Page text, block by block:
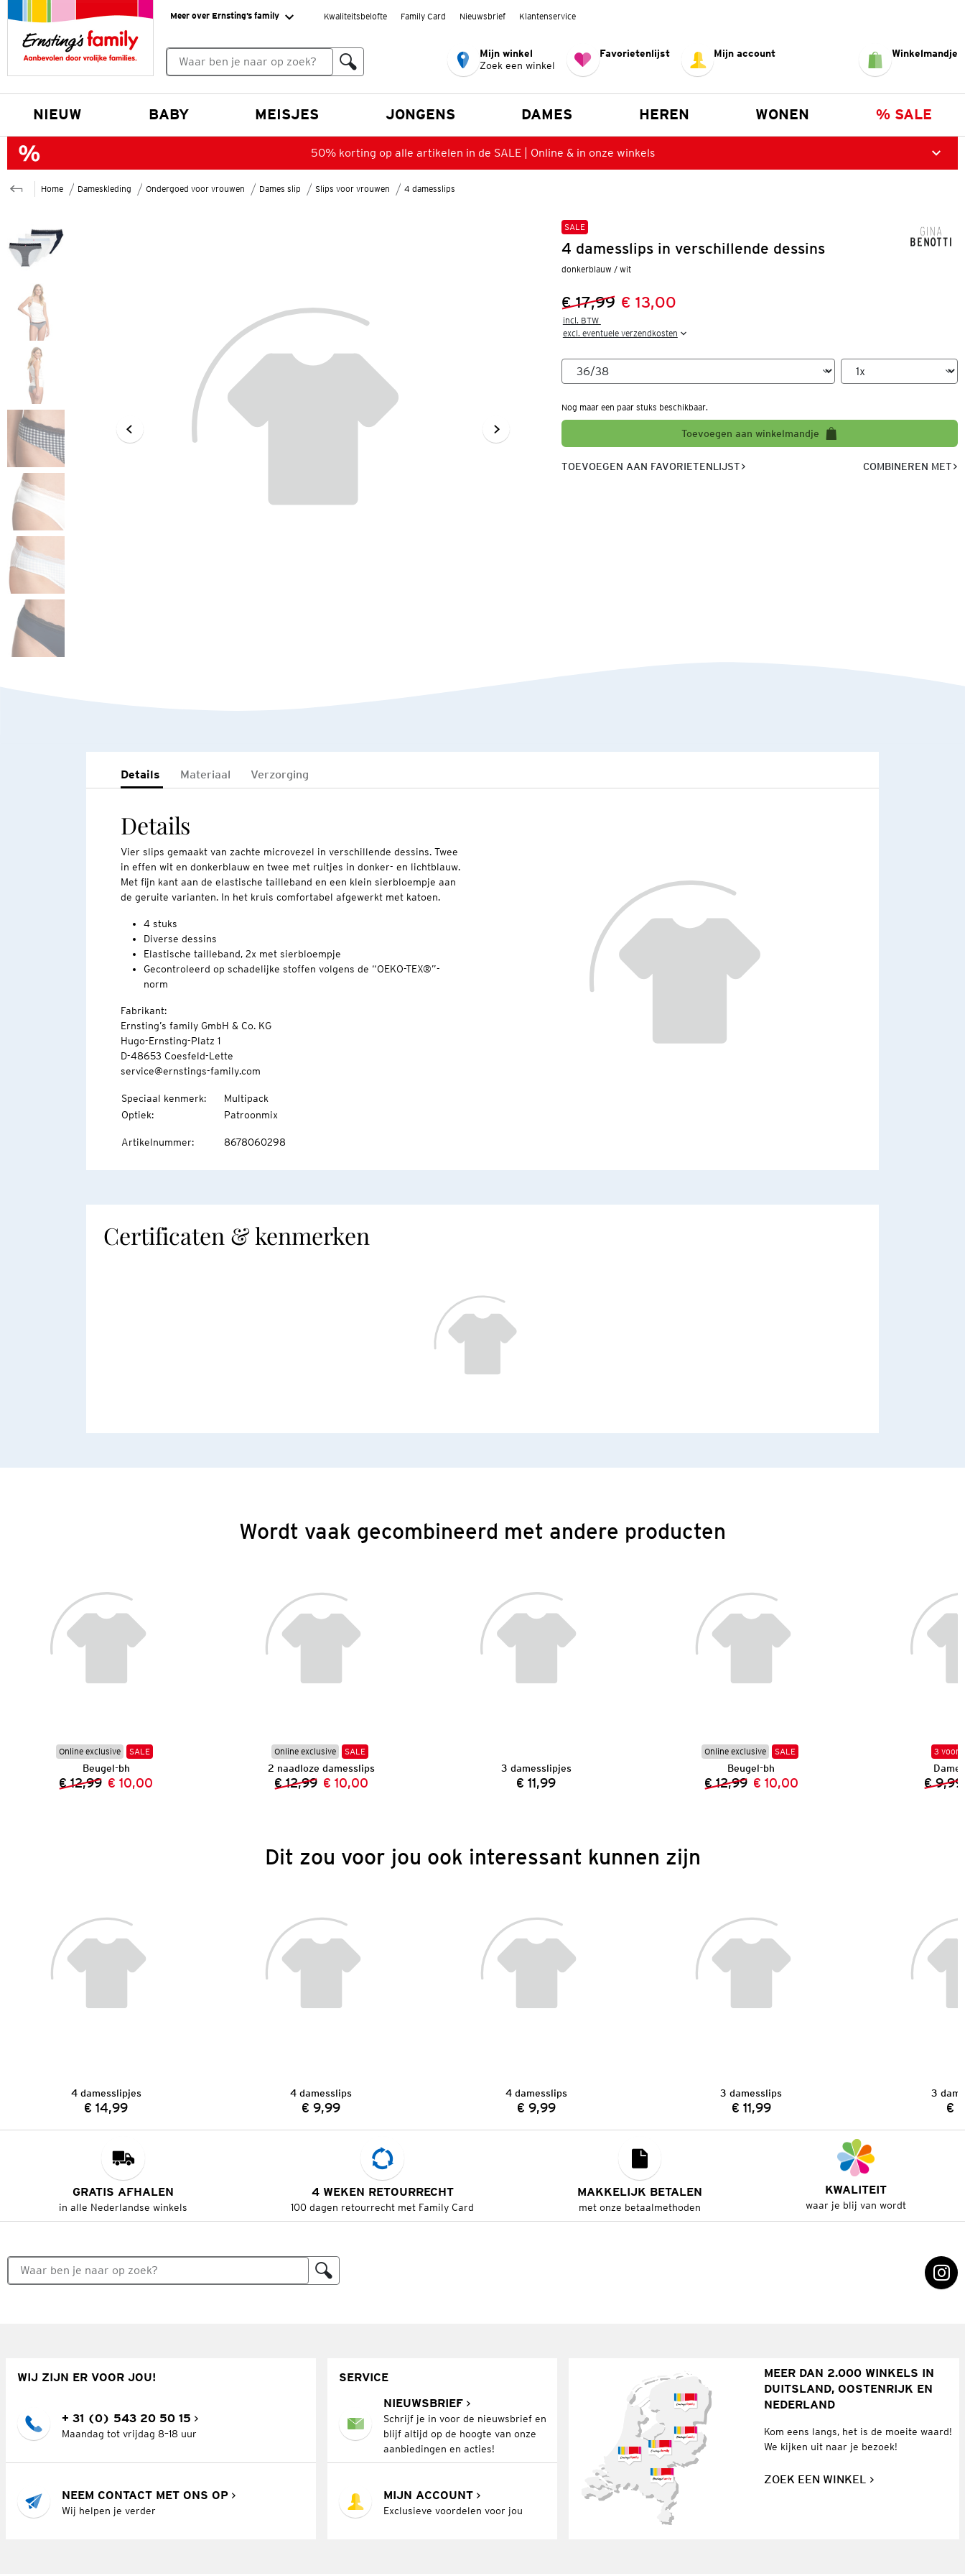
Meer over Ernsting’s family Kwaliteitsbelofte Family Card Nieuwsbrief Klantenservice
Mijn winkel
Zoek een winkel
Favorietenlijst Mijn account Winkelmandje
NIEUW BABY MEISJES JONGENS DAMES HEREN WONEN % SALE
50% korting op alle artikelen in de SALE | Online & in onze winkels
Home Dameskleding Ondergoed voor vrouwen Dames slip Slips voor vrouwen 4 damesslips
SALE
4 damesslips in verschillende dessins
donkerblauw / wit
Vorige prijs:
€ 17,99
Nieuwe prijs:
€ 13,00
incl. BTW
excl. eventuele verzendkosten
Nog maar een paar stuks beschikbaar.
Toevoegen aan winkelmandje
TOEVOEGEN AAN FAVORIETENLIJST COMBINEREN MET
Details Materiaal Verzorging
Details
Vier slips gemaakt van zachte microvezel in verschillende dessins. Twee
in effen wit en donkerblauw en twee met ruitjes in donker- en lichtblauw.
Met fijn kant aan de elastische tailleband en een klein sierbloempje aan
de geruite varianten. In het kruis comfortabel afgewerkt met katoen.
4 stuks
Diverse dessins
Elastische tailleband, 2x met sierbloempje
Gecontroleerd op schadelijke stoffen volgens de “OEKO-TEX®”-
norm
Fabrikant:
Ernsting’s family GmbH & Co. KG
Hugo-Ernsting-Platz 1
D-48653 Coesfeld-Lette
service@ernstings-family.com
Speciaal kenmerk:
Multipack
Optiek: Patroonmix
Artikelnummer: 8678060298
Certificaten & kenmerken
Wordt vaak gecombineerd met andere producten
Online exclusive SALE
Beugel-bh
Vorige prijs:
€ 12,99 Nieuwe prijs:
€ 10,00
Online exclusive SALE
2 naadloze damesslips
Vorige prijs:
€ 12,99 Nieuwe prijs:
€ 10,00
3 damesslipjes
Prijs:
€ 11,99
Online exclusive SALE
Beugel-bh
Vorige prijs:
€ 12,99 Nieuwe prijs:
€ 10,00
3 voor
€ 9,99
Dit zou voor jou ook interessant kunnen zijn
4 damesslipjes
Prijs:
€ 14,99
4 damesslips
Prijs:
€ 9,99
4 damesslips
Prijs:
€ 9,99
3 damesslips
Prijs:
€ 11,99
3
€
GRATIS AFHALEN
in alle Nederlandse winkels
4 WEKEN RETOURRECHT
100 dagen retourrecht met Family Card
MAKKELIJK BETALEN
met onze betaalmethoden
KWALITEIT
waar je blij van wordt
WIJ ZIJN ER VOOR JOU!
+ 31 (0) 543 20 50 15
Maandag tot vrijdag 8–18 uur
NEEM CONTACT MET ONS OP
Wij helpen je verder
SERVICE
NIEUWSBRIEF
Schrijf je in voor de nieuwsbrief en
blijf altijd op de hoogte van onze
aanbiedingen en acties!
MIJN ACCOUNT
Exclusieve voordelen voor jou
MEER DAN 2.000 WINKELS IN
DUITSLAND, OOSTENRIJK EN
NEDERLAND
Kom eens langs, het is de moeite waard!
We kijken uit naar je bezoek!
ZOEK EEN WINKEL